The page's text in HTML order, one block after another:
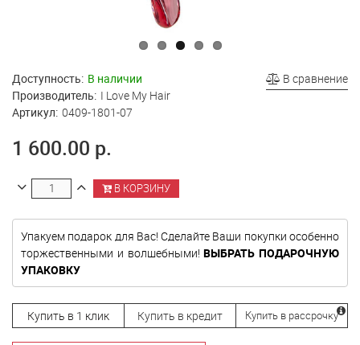
В сравнение
Доступность: В наличии
Производитель: I Love My Hair
Артикул: 0409-1801-07
1 600.00 р.
В КОРЗИНУ
Упакуем подарок для Вас! Сделайте Ваши покупки особенно
торжественными и волшебными!ВЫБРАТЬ ПОДАРОЧНУЮ
УПАКОВКУ
Купить в 1 клик Купить в кредит Купить в рассрочку